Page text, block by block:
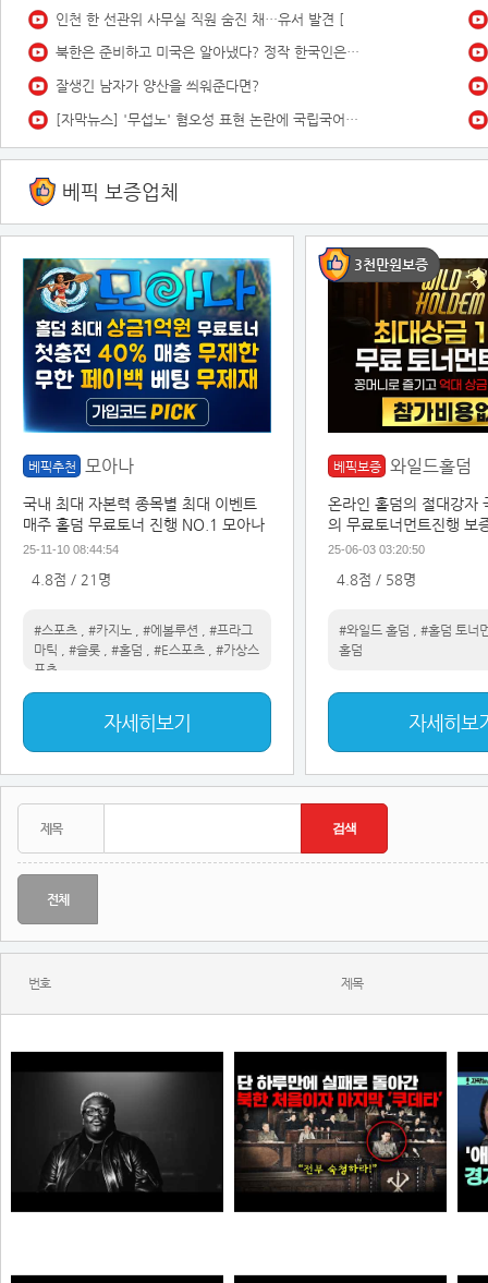
인천 한 선관위 사무실 직원 숨진 채…유서 발견 [
북한은 준비하고 미국은 알아냈다? 정작 한국인은 아무것도 모르는 상황
잘생긴 남자가 양산을 씌워준다면?
[자막뉴스] '무섭노' 혐오성 표현 논란에 국립국어원이 내놓은 답변 / YTN
베픽 보증업체
베픽추천 모아나
국내 최대 자본력 종목별 최대 이벤트
매주 홀덤 무료토너 진행 NO.1 모아나
25-11-10 08:44:54
4.8점 / 21명
#스포츠 #카지노 #에볼루션
#프라그
마틱
#슬롯 #홀덤 #E스포츠
#가상스
포츠
자세히보기
3천만원보증
베픽보증 와일드홀덤
온라인 홀덤의 절대강자
의 무료토너먼트진행 보
이트
25-06-03 03:20:50
4.8점 / 58명
#와일드 홀덤
#홀덤 토너
홀덤
자세히보
전체
번호 제목